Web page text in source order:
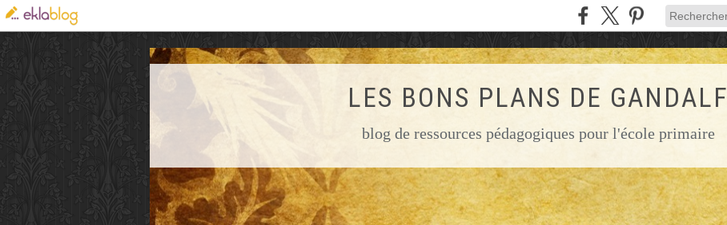
LES BONS PLANS DE GANDALF
blog de ressources pédagogiques pour l'école primaire